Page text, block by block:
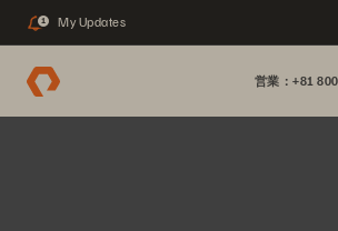
1 My Updates
営業：+81